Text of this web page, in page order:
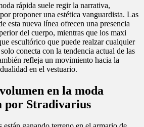
rápida suele regir la narrativa,
proponer una estética vanguardista. Las
esta nueva línea ofrecen una presencia
del cuerpo, mientras que los maxi
escultórico que puede realzar cualquier
conecta con la tendencia actual de las
refleja un movimiento hacia la
en el vestuario.
en la moda
por Stradivarius